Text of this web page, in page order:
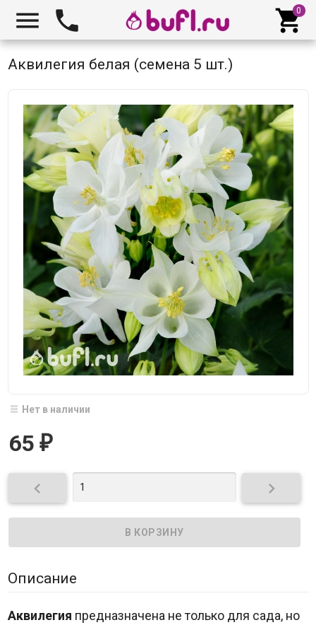
  
Аквилегия белая (семена 5 шт.)
Нет в наличии
65 ₽
 
Описание
Аквилегия предназначена не только для сада, но